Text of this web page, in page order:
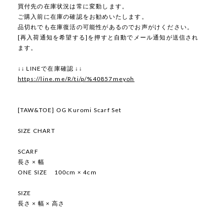
買付先の在庫状況は常に変動します。
ご購入前に在庫の確認をお勧めいたします。
品切れでも在庫復活の可能性があるのでお声がけください。
[再入荷通知を希望する]を押すと自動でメール通知が送信され
ます。
↓↓ LINEで在庫確認 ↓↓
https://line.me/R/ti/p/%40857meyoh
[TAW&TOE] OG Kuromi Scarf Set
SIZE CHART
SCARF
長さ × 幅
ONE SIZE 100cm × 4cm
SIZE
長さ × 幅 × 高さ